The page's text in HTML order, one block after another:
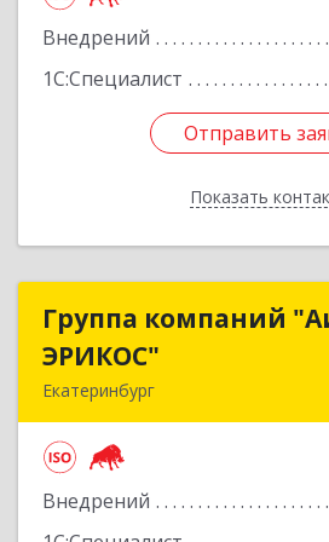
Внедрений
1С:Специалист
Отправить
Показать
Отправить
Назад
Группа компаний
ЭРИКОС"
Екатеринбург
Внедрений
Группа